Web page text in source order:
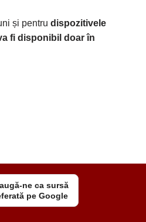
și pentru dispozitivele
fi disponibil doar în
ne ca sursă
pe Google